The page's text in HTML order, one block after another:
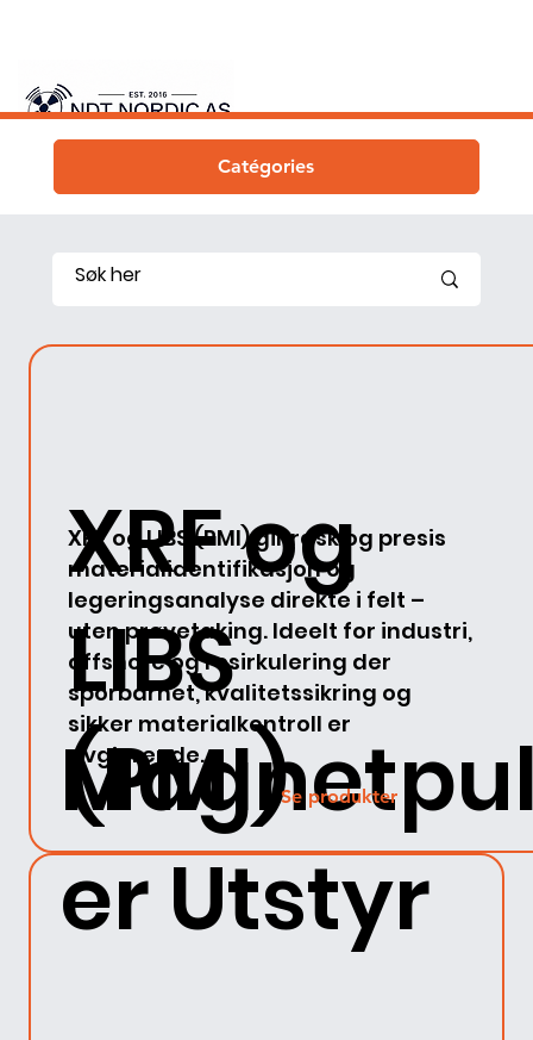
Catégories
XRF og
LIBS
(PMI)
XRF og LIBS (PMI) gir rask og presis
materialidentifikasjon og
legeringsanalyse direkte i felt –
uten prøvetaking. Ideelt for industri,
offshore og resirkulering der
sporbarhet, kvalitetssikring og
sikker materialkontroll er
avgjørende.
er Utstyr
Se produkter